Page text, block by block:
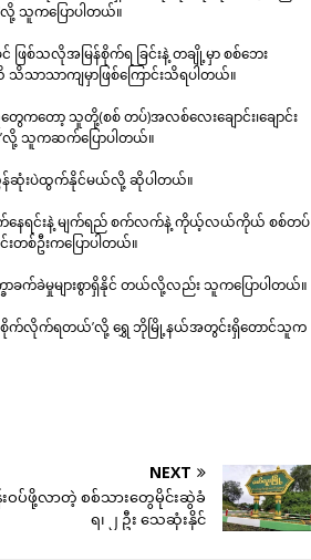
သူကပြောပါတယ်။
သလိုအမြန်စိုက်ရ ခြင်းနဲ့ တချို့မှာ စစ်ဘေး
သာသာကျမှာဖြစ်ကြောင်းသိရပါတယ်။
ာ့ သူတို့(စစ် တပ်)အလစ်လေးချောင်း၊ချောင်း
လို့ သူကဆက်ပြောပါတယ်။
န်ဆုံးပဲထွက်နိုင်မယ်လို့ ဆိုပါတယ်။
ေလိုက်နေရင်းနဲ့ မျက်ရည် စက်လက်နဲ့ ကိုယ့်လယ်ကိုယ် စစ်တပ်
တစ်ဦးကပြောပါတယ်။
ာခက်ခဲမှုများစွာရှိနိုင် တယ်လို့လည်း သူကပြောပါတယ်။
စိုက်လိုက်ရတယ်’လို့ ရွှေ ဘိုမြို့နယ်အတွင်းရှိတောင်သူက
NEXT
းဝပ်ဖို့လာတဲ့ စစ်သားတွေမိုင်းဆွဲခံ
ရ၊ ၂ ဦး သေဆုံးနိုင်